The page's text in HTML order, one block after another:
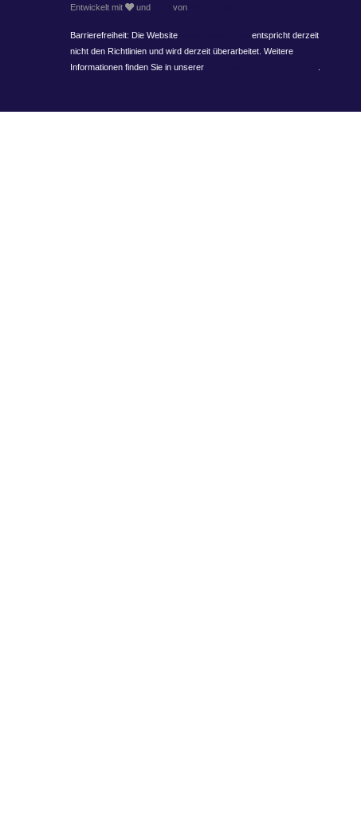
Entwickelt mit und von
Barrierefreiheit: Die Website
entspricht derzeit
nicht den Richtlinien und wird derzeit überarbeitet. Weitere
Informationen finden Sie in unserer